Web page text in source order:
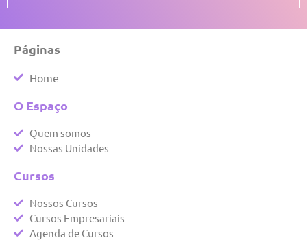
Páginas
Home
O Espaço
Quem somos
Nossas Unidades
Cursos
Nossos Cursos
Cursos Empresariais
Agenda de Cursos